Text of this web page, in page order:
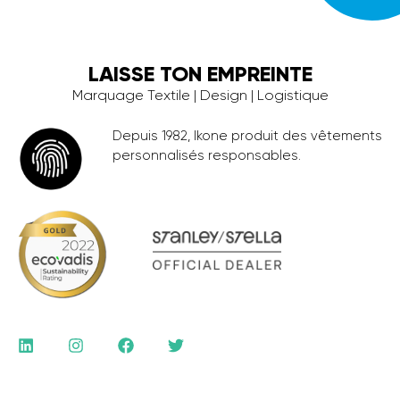
LAISSE TON EMPREINTE
Marquage Textile | Design | Logistique
Depuis 1982, Ikone produit des vêtements
personnalisés responsables.